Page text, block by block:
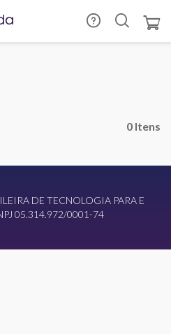
0 Itens
DE TECNOLOGIA PARA E
05.314.972/0001-74